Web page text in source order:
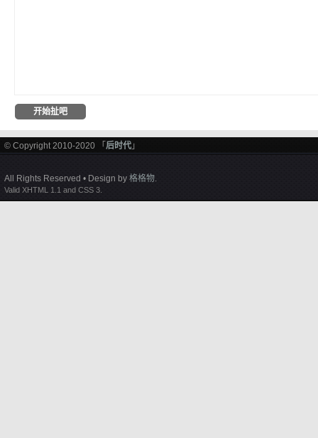
© Copyright 2010-2020 「 后时代 」
All Rights Reserved • Design by 格格物.
Valid XHTML 1.1 and CSS 3.